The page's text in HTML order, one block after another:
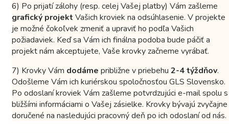
6) Po prijatí zálohy (resp. celej Vašej platby) Vám zašleme
grafický projekt Vašich kroviek na odsúhlasenie. V projekte
je možné čokoľvek zmeniť a upraviť ho podľa Vašich
požiadaviek. Keď sa Vám ich finálna podoba bude páčiť a
projekt nám akceptujete, Vaše krovky začneme vyrábať.
7) Krovky Vám dodáme približne v priebehu 2-4 týždňov.
Odošleme Vám ich kuriérskou spoločnosťou GLS Slovensko.
Po odoslaní kroviek Vám zašleme potvrdzujúci e-mail spolu s
bližšími informáciami o Vašej zásielke. Krovky bývajú zvyčajne
doručené na nasledujúci pracovný deň po ich odoslaní od nás.